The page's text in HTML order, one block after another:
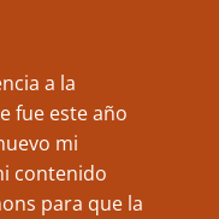
a la
fue este año
mi
contenido
para que la